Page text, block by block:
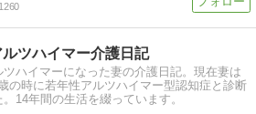
1260
ツハイマー介護日記
ツハイマーになった妻の介護日記。現在妻は
の時に若年性アルツハイマー型認知症と診断
14年間の生活を綴っています。